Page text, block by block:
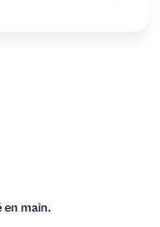
en main.